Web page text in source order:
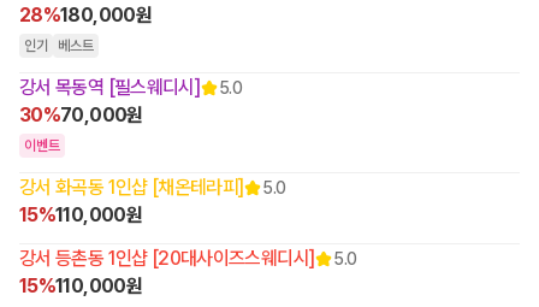
28%180,000원
인기 베스트
강서 목동역 [필스웨디시] 5.0
30%70,000원
이벤트
강서 화곡동 1인샵 [채온테라피] 5.0
15%110,000원
강서 등촌동 1인샵 [20대사이즈스웨디시]
5.0
15%110,000원